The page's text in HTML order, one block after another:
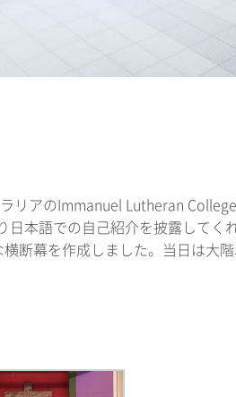
リアのImmanuel Lutheran
本語での自己紹介を披露してく
断幕を作成しました。当日は大